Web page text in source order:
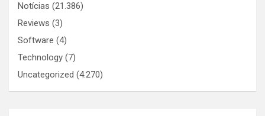
Notícias (21.386)
Reviews (3)
Software (4)
Technology (7)
Uncategorized (4.270)